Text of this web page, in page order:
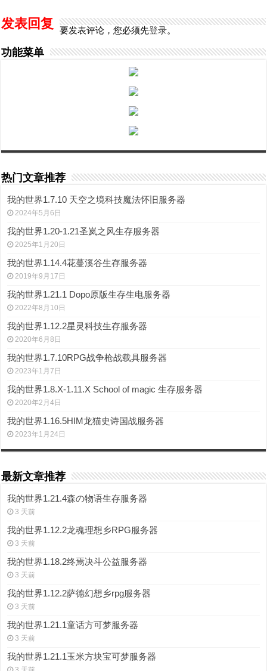
发表回复 要发表评论，您必须先登录。
功能菜单
热门文章推荐
我的世界1.7.10 天空之境科技魔法怀旧服务器
2024年5月6日
我的世界1.20-1.21圣岚之风生存服务器
2025年1月20日
我的世界1.14.4花蔓溪谷生存服务器
2019年9月17日
我的世界1.21.1 Dopo原版生存生电服务器
2022年8月10日
我的世界1.12.2星灵科技生存服务器
2020年6月8日
我的世界1.7.10RPG战争枪战载具服务器
2023年1月7日
我的世界1.8.X-1.11.X School of magic 生存服务器
2020年2月4日
我的世界1.16.5HIM龙猫史诗国战服务器
2023年1月24日
最新文章推荐
我的世界1.21.4森の物语生存服务器
3 天前
我的世界1.12.2龙魂理想乡RPG服务器
3 天前
我的世界1.18.2终焉决斗公益服务器
3 天前
我的世界1.12.2萨德幻想乡rpg服务器
3 天前
我的世界1.21.1童话方可梦服务器
3 天前
我的世界1.21.1玉米方块宝可梦服务器